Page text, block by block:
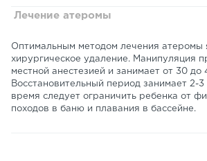
Лечение атеромы
Оптимальным методом лечения атеромы
хирургическое удаление. Манипуляция
местной анестезией и занимает от 30 до
Восстановительный период занимает 2-3
время следует ограничить ребенка от
походов в баню и плавания в бассейне.